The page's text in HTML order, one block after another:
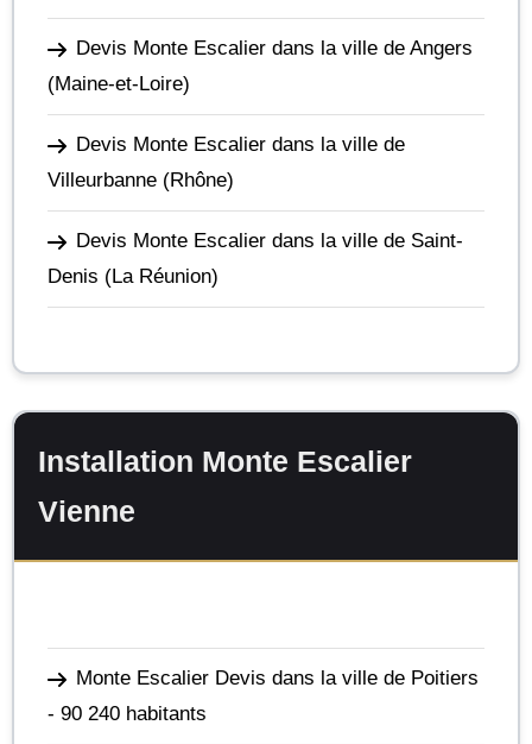
Devis Monte Escalier dans la ville de Angers
(Maine-et-Loire)
Devis Monte Escalier dans la ville de
Villeurbanne (Rhône)
Devis Monte Escalier dans la ville de Saint-
Denis (La Réunion)
Installation Monte Escalier
Vienne
Monte Escalier Devis dans la ville de Poitiers
- 90 240 habitants